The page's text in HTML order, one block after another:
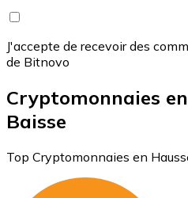
J'accepte de recevoir des
de Bitnovo
Cryptomonnaies
Baisse
Top Cryptomonnaies en